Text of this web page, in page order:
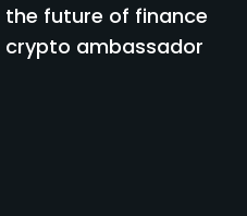
the future of finance
crypto ambassador